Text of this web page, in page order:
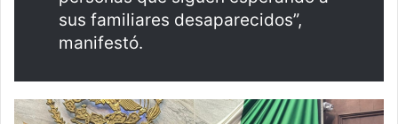
sus familiares desaparecidos”,
manifestó.